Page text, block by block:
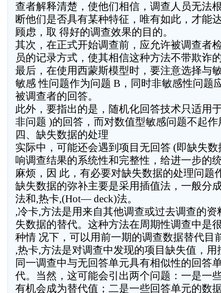
查者解释清楚，使他们相信，调查人员无法
断他们是否具有某种特征，唯有如此，才能
顾虑，取 得好的调查效果的目的。
其次，在正式开始调查前，应允许被调查者
员的记录方式，使其相信这种方法不带欺诈
最后，在使用西蒙斯模型时，要注意选择与
敏感 性问题作为问题 B，同时非敏感性问题
被调查者的回答。
此外，要指出的是，随机化回答技术只适用
非问题 )的回答，而对数值型敏感问题不起作
四、缺失数据的处理
实际中，可能还会遇到项目无回答 (即缺失
响调查结果的系统性和完整性，给进一步的
麻烦，因 此，有必要对缺失数据的处理问题
缺失数据的弥补主要是采用插值法，一般分
法和,热卡,(Hot— deck)法。
,冷卡,方法是用来自其他调查或过去调查的
失数据的替代。这种方法在周期性调查中是
种情 况下，可以用前一期的调查数据替代目
,热卡,方法是对调查中发现的项目缺失值，
同一调查中与无回答单元具有相似性的回答
代。当然，这可能会引出两个问题：一是一
有机会成为替代值；二是一些回答单元的数